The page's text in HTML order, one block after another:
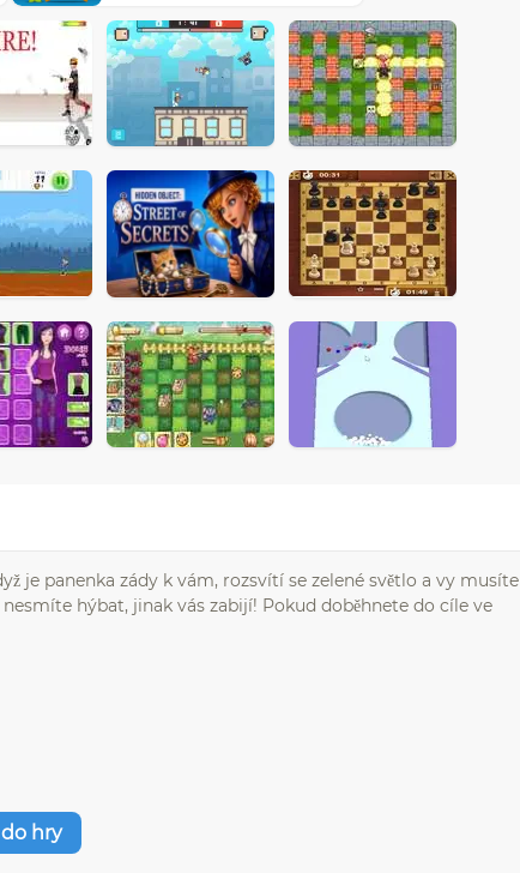
je panenka zády k vám, rozsvítí se zelené světlo a vy musíte
hýbat, jinak vás zabijí! Pokud doběhnete do cíle ve
hry